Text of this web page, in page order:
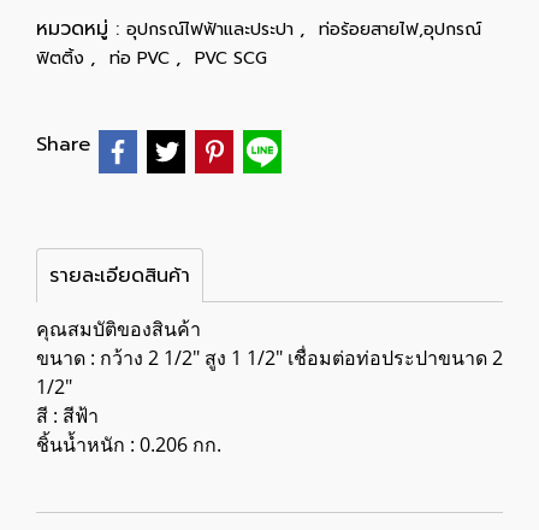
หมวดหมู่ : อุปกรณ์ไฟฟ้าและประปา , ท่อร้อยสายไฟ,อุปกรณ์
ฟิตติ้ง , ท่อ PVC , PVC SCG
Share
รายละเอียดสินค้า
คุณสมบัติของสินค้า
ขนาด : กว้าง 2 1/2" สูง 1 1/2" เชื่อมต่อท่อประปาขนาด 2
1/2"
สี : สีฟ้า
ชิ้นน้ำหนัก : 0.206 กก.